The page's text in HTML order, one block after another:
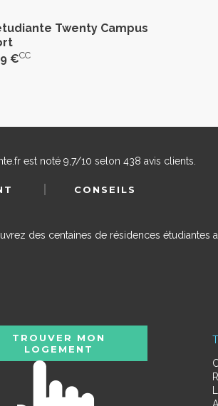
Twenty Campus
€CC
est noté 9,7/10 selon 438 avis clients.
CONSEILS
des centaines de résidences étudiantes
TROUVER MON
LOGEMENT